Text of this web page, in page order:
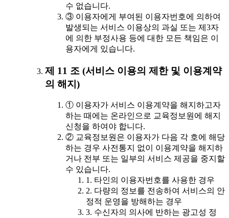
수 없습니다.
③ 이용자에게 부여된 이용자번호에 의하여
발생되는 서비스 이용상의 과실 또는 제3자
에 의한 부정사용 등에 대한 모든 책임은 이
용자에게 있습니다.
제 11 조 (서비스 이용의 제한 및 이용계약
의 해지)
① 이용자가 서비스 이용계약을 해지하고자
하는 때에는 온라인으로 교육정보원에 해지
신청을 하여야 합니다.
② 교육정보원은 이용자가 다음 각 호에 해당
하는 경우 사전통지 없이 이용계약을 해지하
거나 전부 또는 일부의 서비스 제공을 중지할
수 있습니다.
1. 타인의 이용자번호를 사용한 경우
2. 다량의 정보를 전송하여 서비스의 안
정적 운영을 방해하는 경우
3. 수신자의 의사에 반하는 광고성 정